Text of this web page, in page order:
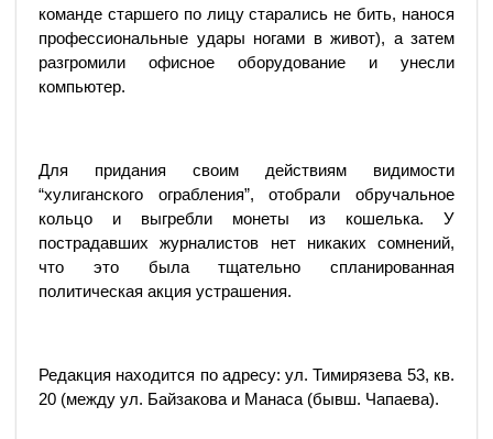
команде старшего по лицу старались не бить, нанося
профессиональные удары ногами в живот), а затем
разгромили офисное оборудование и унесли
компьютер.
Для придания своим действиям видимости
“хулиганского ограбления”, отобрали обручальное
кольцо и выгребли монеты из кошелька. У
пострадавших журналистов нет никаких сомнений,
что это была тщательно спланированная
политическая акция устрашения.
Редакция находится по адресу: ул. Тимирязева 53, кв.
20 (между ул. Байзакова и Манаса (бывш. Чапаева).